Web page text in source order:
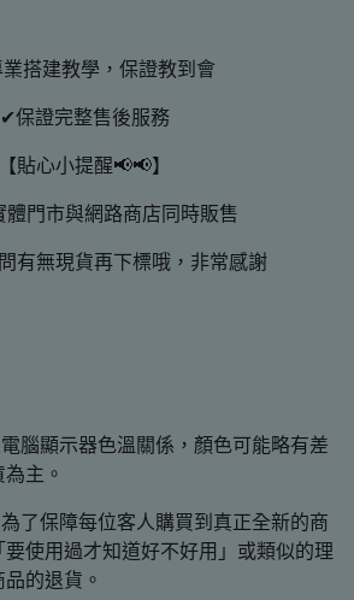
搭建教學，保證教到會
✔保證完整售後服務
【貼心小提醒📢📢】
體門市與網路商店同時販售
有無現貨再下標哦，非常感謝
腦顯示器色溫關係，顏色可能略有差
主。
了保障每位客人購買到真正全新的商
使用過才知道好不好用」或類似的理
的退貨。